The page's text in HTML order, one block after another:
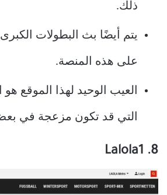
ذلك.
على هذه المنصة.
العيب الوحيد لهذا الموقع هو
التي قد تكون مزعجة في
8. Lalola1